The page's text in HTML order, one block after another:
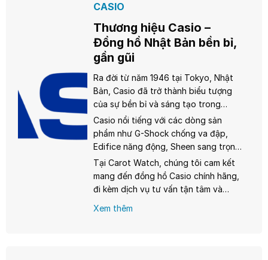
CASIO
Thương hiệu Casio –
Đồng hồ Nhật Bản bền bỉ,
gần gũi
Ra đời từ năm 1946 tại Tokyo, Nhật
Bản, Casio đã trở thành biểu tượng
của sự bền bỉ và sáng tạo trong
ngành đồng hồ. Từ chiếc đồng hồ
điện tử đầu tiên Casiotron năm 1974,
Casio không ngừng đổi mới, mang
đến những sản phẩm chất lượng với
giá cả phải chăng, phù hợp cho mọi
đối tượng từ học sinh, sinh viên đến
người trưởng thành.
Casio nổi tiếng với các dòng sản
phẩm như G-Shock chống va đập,
Edifice năng động, Sheen sang trọng
dành cho phái nữ, và đặc biệt là
dòng Vintage với phong cách cổ
điển, thời thượng. Mỗi chiếc đồng hồ
chính hãng, sử dụng bộ máy quartz
Tại Carot Watch, chúng tôi cam kết
mang đến đồng hồ Casio chính hãng,
đi kèm dịch vụ tư vấn tận tâm và
Xem thêm